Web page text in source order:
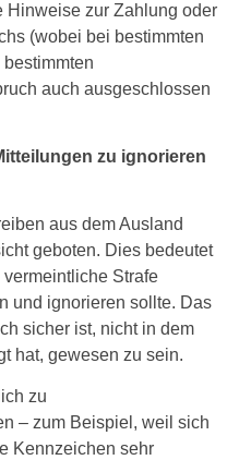
Hinweise zur Zahlung oder
(wobei bei bestimmten
auch ausgeschlossen
zu ignorieren
aus dem Ausland
geboten. Dies bedeutet
Strafe
und ignorieren sollte. Das
sicher ist, nicht in dem
hat, gewesen zu sein.
zu
– zum Beispiel, weil sich
Kennzeichen sehr